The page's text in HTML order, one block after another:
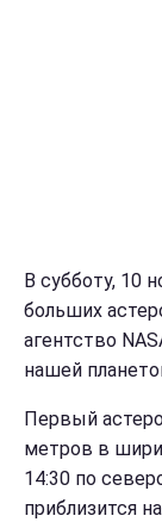
В субботу, 10
больших
агентство
нашей
Первый
метров в
14:30 по
приблизится